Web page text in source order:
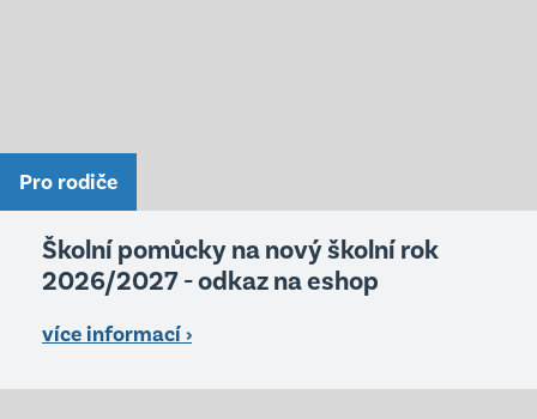
Pro rodiče
Školní pomůcky na nový školní rok
2026/2027 - odkaz na eshop
více informací ›